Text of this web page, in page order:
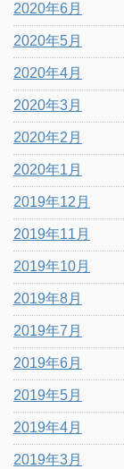
2020年6月
2020年5月
2020年4月
2020年3月
2020年2月
2020年1月
2019年12月
2019年11月
2019年10月
2019年8月
2019年7月
2019年6月
2019年5月
2019年4月
2019年3月